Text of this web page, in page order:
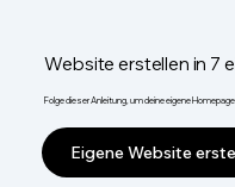
Website erstellen in 7
Folge dieser Anleitung, um deine eigene
Eigene Website